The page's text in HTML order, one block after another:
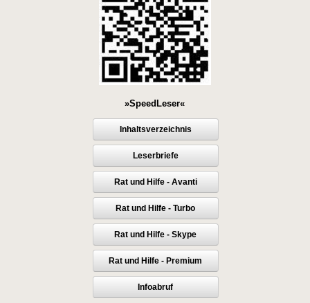
»SpeedLeser«
Inhaltsverzeichnis
Leserbriefe
Rat und Hilfe - Avanti
Rat und Hilfe - Turbo
Rat und Hilfe - Skype
Rat und Hilfe - Premium
Infoabruf